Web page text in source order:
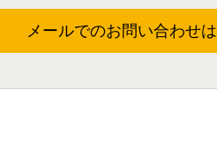
メールでのお問い合わせは